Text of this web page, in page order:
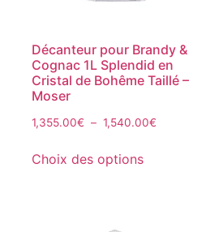
Décanteur pour Brandy &
Cognac 1L Splendid en
Cristal de Bohême Taillé –
Moser
1,355.00€ – 1,540.00€
Choix des options